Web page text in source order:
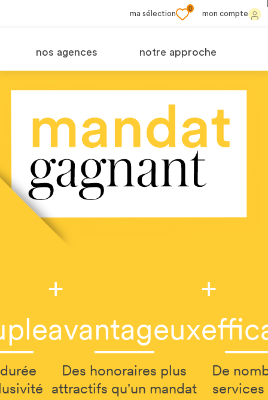
ma sélection
0
mon compte
nos agences notre approche
+
avantageux
Des honoraires plus
attractifs qu'un mandat
+
De
services